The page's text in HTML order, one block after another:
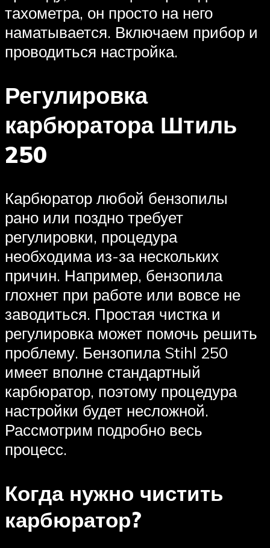
тахометра, он просто на него
наматывается. Включаем прибор и
проводиться настройка.
Регулировка
карбюратора Штиль
250
Карбюратор любой бензопилы
рано или поздно требует
регулировки, процедура
необходима из-за нескольких
причин. Например, бензопила
глохнет при работе или вовсе не
заводиться. Простая чистка и
регулировка может помочь решить
проблему. Бензопила Stihl 250
имеет вполне стандартный
карбюратор, поэтому процедура
настройки будет несложной.
Рассмотрим подробно весь
процесс.
Когда нужно чистить
карбюратор?